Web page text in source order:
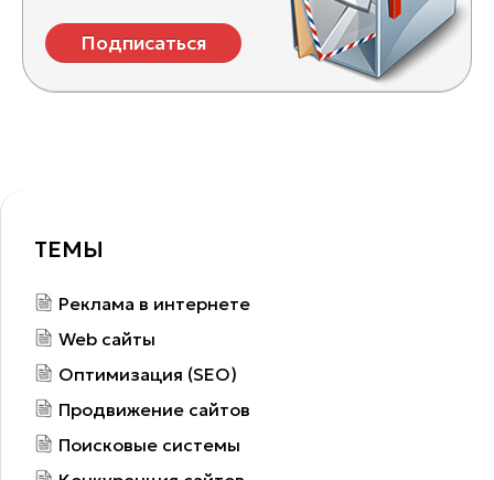
Подписаться
ТЕМЫ
Реклама в интернете
Web сайты
Оптимизация (SEO)
Продвижение сайтов
Поисковые системы